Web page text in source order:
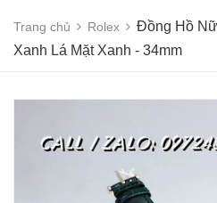
Trang chủ Rolex
Đồng Hồ
Xanh Lá Mặt Xanh - 34mm